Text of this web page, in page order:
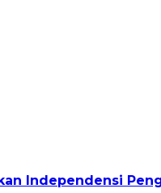
Independensi